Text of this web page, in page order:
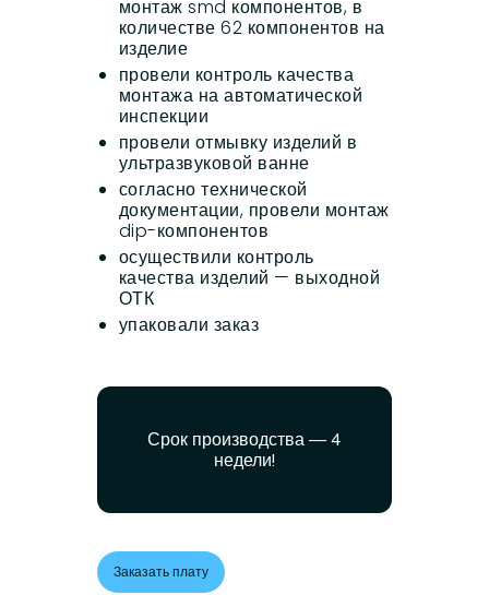
монтаж smd компонентов, в
количестве 62 компонентов на
изделие
провели контроль качества
монтажа на автоматической
инспекции
провели отмывку изделий в
ультразвуковой ванне
согласно технической
документации, провели монтаж
dip-компонентов
осуществили контроль
качества изделий — выходной
ОТК
упаковали заказ
Срок производства — 4
недели!
Заказать плату